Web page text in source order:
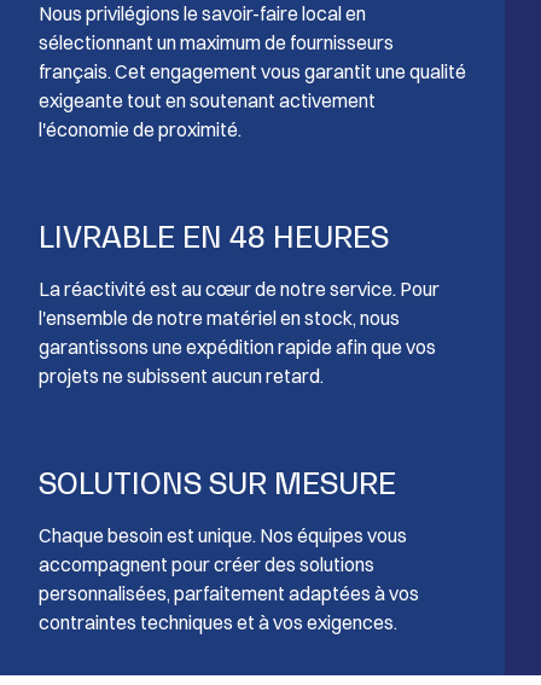
Nous privilégions le savoir-faire local en
sélectionnant un maximum de fournisseurs
français. Cet engagement vous garantit une qualité
exigeante tout en soutenant activement
l'économie de proximité.
LIVRABLE EN 48 HEURES
La réactivité est au cœur de notre service. Pour
l'ensemble de notre matériel en stock, nous
garantissons une expédition rapide afin que vos
projets ne subissent aucun retard.
SOLUTIONS SUR MESURE
Chaque besoin est unique. Nos équipes vous
accompagnent pour créer des solutions
personnalisées, parfaitement adaptées à vos
contraintes techniques et à vos exigences.